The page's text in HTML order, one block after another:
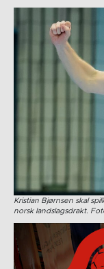
Kristian Bjørnsen skal
norsk landslagsdrakt.